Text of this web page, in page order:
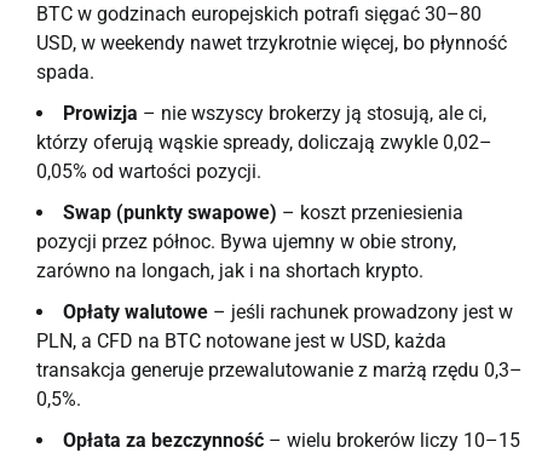
BTC w godzinach europejskich potrafi sięgać 30–80
USD, w weekendy nawet trzykrotnie więcej, bo płynność
spada.
Prowizja – nie wszyscy brokerzy ją stosują, ale ci,
którzy oferują wąskie spready, doliczają zwykle 0,02–
0,05% od wartości pozycji.
Swap (punkty swapowe) – koszt przeniesienia
pozycji przez północ. Bywa ujemny w obie strony,
zarówno na longach, jak i na shortach krypto.
Opłaty walutowe – jeśli rachunek prowadzony jest w
PLN, a CFD na BTC notowane jest w USD, każda
transakcja generuje przewalutowanie z marżą rzędu 0,3–
0,5%.
Opłata za bezczynność – wielu brokerów liczy 10–15